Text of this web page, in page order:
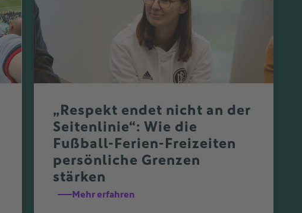
„Respekt endet nicht an der
Seitenlinie“: Wie die
Fußball-Ferien-Freizeiten
persönliche Grenzen
stärken
Mehr erfahren